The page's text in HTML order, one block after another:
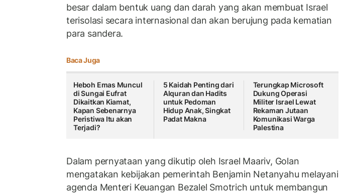
besar dalam bentuk uang dan darah yang akan membuat Israel
terisolasi secara internasional dan akan berujung pada kematian
para sandera.
Baca Juga
Heboh Emas Muncul
di Sungai Eufrat
Dikaitkan Kiamat,
Kapan Sebenarnya
Peristiwa Itu akan
Terjadi?
5 Kaidah Penting dari
Alquran dan Hadits
untuk Pedoman
Hidup Anak, Singkat
Padat Makna
Terungkap Microsoft
Dukung Operasi
Militer Israel Lewat
Rekaman Jutaan
Komunikasi Warga
Palestina
Dalam pernyataan yang dikutip oleh Israel Maariv, Golan
mengatakan kebijakan pemerintah Benjamin Netanyahu melayani
agenda Menteri Keuangan Bezalel Smotrich untuk membangun